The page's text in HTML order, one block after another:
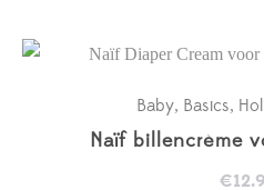
Baby, Basics,
Naïf billencrème
€